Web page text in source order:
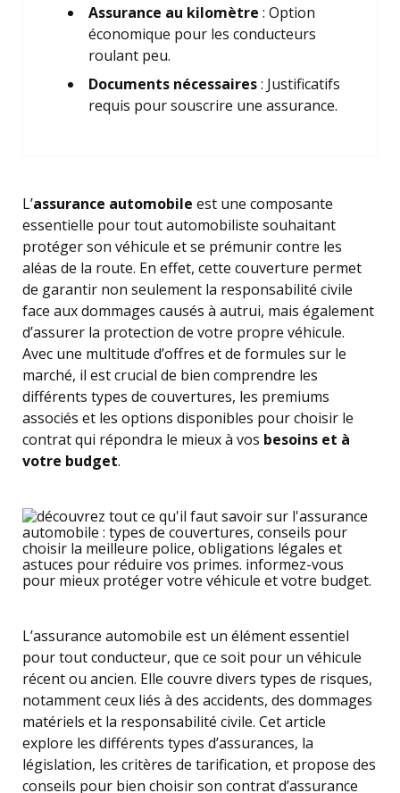
Assurance au kilomètre : Option
économique pour les conducteurs
roulant peu.
Documents nécessaires: Justificatifs
requis pour souscrire une assurance.
L’assurance automobile est une composante
essentielle pour tout automobiliste souhaitant
protéger son véhicule et se prémunir contre les
aléas de la route. En effet, cette couverture permet
de garantir non seulement la responsabilité civile
face aux dommages causés à autrui, mais également
d’assurer la protection de votre propre véhicule.
Avec une multitude d’offres et de formules sur le
marché, il est crucial de bien comprendre les
différents types de couvertures, les premiums
associés et les options disponibles pour choisir le
contrat qui répondra le mieux à vos besoins et à
votre budget.
L’assurance automobile est un élément essentiel
pour tout conducteur, que ce soit pour un véhicule
récent ou ancien. Elle couvre divers types de risques,
notamment ceux liés à des accidents, des dommages
matériels et la responsabilité civile. Cet article
explore les différents types d’assurances, la
législation, les critères de tarification, et propose des
conseils pour bien choisir son contrat d’assurance